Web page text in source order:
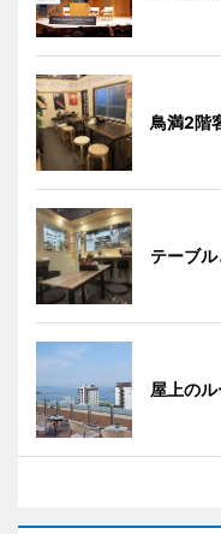
鳥満2階
テーブ
屋上の